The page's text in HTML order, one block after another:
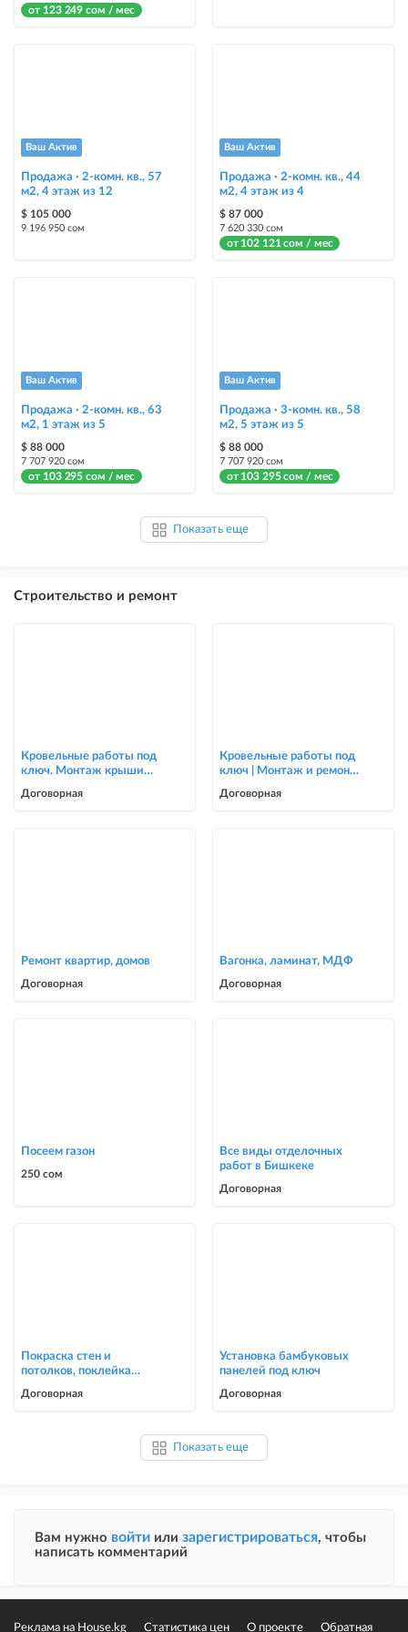
от 123 249 сом / мес
Ваш Актив
Продажа · 2-комн. кв., 57
м2, 4 этаж из 12
$ 105 000
9 196 950 сом
Ваш Актив
Продажа · 2-комн. кв., 44
м2, 4 этаж из 4
$ 87 000
7 620 330 сом
от 102 121 сом / мес
Ваш Актив
Продажа · 2-комн. кв., 63
м2, 1 этаж из 5
$ 88 000
7 707 920 сом
от 103 295 сом / мес
Ваш Актив
Продажа · 3-комн. кв., 58
м2, 5 этаж из 5
$ 88 000
7 707 920 сом
от 103 295 сом / мес
Показать еще
Строительство и ремонт
Кровельные работы под
ключ. Монтаж крыши
коттеджей
Договорная
Кровельные работы под
ключ | Монтаж и ремонт
Договорная
Ремонт квартир, домов
Договорная
Вагонка, ламинат, МДФ
Договорная
Посеем газон
250 сом
Все виды отделочных
работ в Бишкеке
Договорная
Покраска стен и
потолков, поклейка
Договорная
Установка бамбуковых
панелей под ключ
Договорная
Показать еще
Вам нужно войти или зарегистрироваться, чтобы
написать комментарий
Реклама на House.kg Статистика цен О проекте Обратная